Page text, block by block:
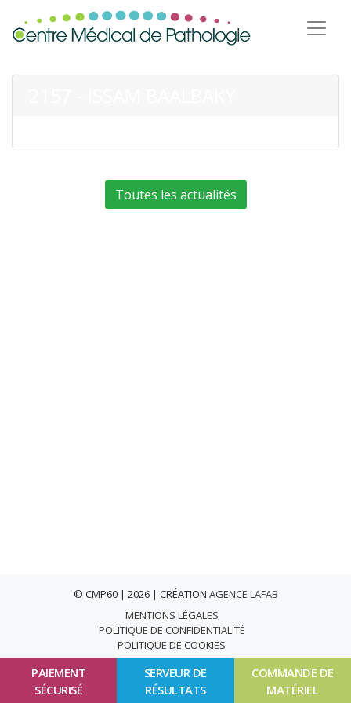
PAIEMENT
SÉCURISÉ
SERVEUR DE
RÉSULTATS
COMMANDE DE
MATÉRIEL
Toutes les actualités
© CMP60 | 2026 | CRÉATION AGENCE LAFAB
MENTIONS LÉGALES
POLITIQUE DE CONFIDENTIALITÉ
POLITIQUE DE COOKIES